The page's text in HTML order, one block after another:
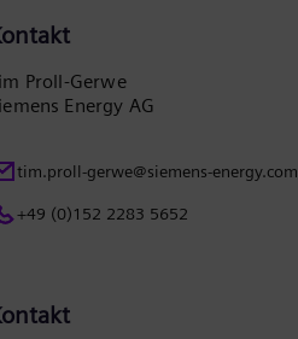
Proll-Gerwe
Energy AG
tim.proll-gerwe@siemens-energy.com
+49 (0)152 2283 5652